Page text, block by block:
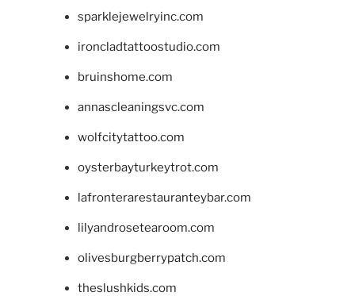
sparklejewelryinc.com
ironcladtattoostudio.com
bruinshome.com
annascleaningsvc.com
wolfcitytattoo.com
oysterbayturkeytrot.com
lafronterarestauranteybar.com
lilyandrosetearoom.com
olivesburgberrypatch.com
theslushkids.com